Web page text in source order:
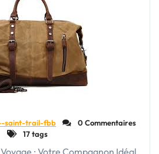
saint-trail-fbb
0 Commentaires
17 tags
: Votre Compagnon Idéal